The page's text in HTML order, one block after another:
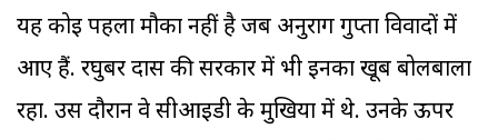
यह कोई पहला मौका नहीं है जब अनुराग गुप्ता विवादों में
आए हैं. रघुबर दास की सरकार में भी इनका खूब बोलबाला
रहा. उस दौरान वे सीआईडी के मुखिया में थे. उनके ऊपर